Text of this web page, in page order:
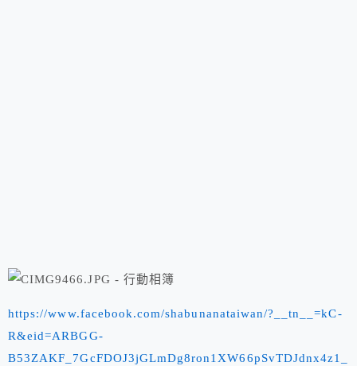
https://www.facebook.com/shabunanataiwan/?__tn__=kC-
R&eid=ARBGG-
B53ZAKF_7GcFDOJ3jGLmDg8ron1XW66pSvTDJdnx4z1_